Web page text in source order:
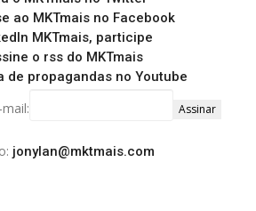
jonylan@mktmais.com